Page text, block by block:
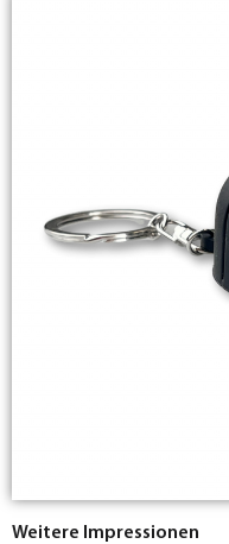
Weitere Impressionen